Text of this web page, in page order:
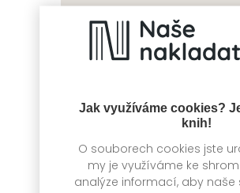
Jak využíváme cookies?
knih!
O souborech cookies jste
my je využíváme ke
analýze informací, aby naše
Kristin